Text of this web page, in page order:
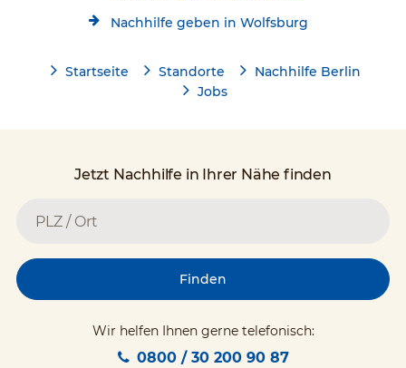
Nachhilfe geben in Wolfsburg
Startseite Standorte
Nachhilfe Berlin
Jobs
Jetzt Nachhilfe in Ihrer Nähe finden
Finden
Wir helfen Ihnen gerne telefonisch:
0800 / 30 200 90 87